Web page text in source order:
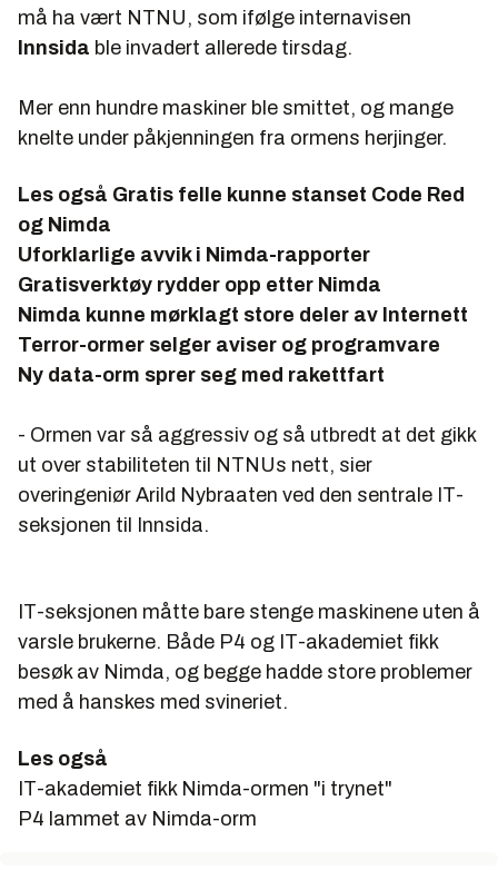
må ha vært NTNU, som ifølge internavisen
Innsida ble invadert allerede tirsdag.
Mer enn hundre maskiner ble smittet, og mange
knelte under påkjenningen fra ormens herjinger.
Les også Gratis felle kunne stanset Code Red
og Nimda
Uforklarlige avvik i Nimda-rapporter
Gratisverktøy rydder opp etter Nimda
Nimda kunne mørklagt store deler av Internett
Terror-ormer selger aviser og programvare
Ny data-orm sprer seg med rakettfart
- Ormen var så aggressiv og så utbredt at det gikk
ut over stabiliteten til NTNUs nett, sier
overingeniør Arild Nybraaten ved den sentrale IT-
seksjonen til Innsida.
IT-seksjonen måtte bare stenge maskinene uten å
varsle brukerne. Både P4 og IT-akademiet fikk
besøk av Nimda, og begge hadde store problemer
med å hanskes med svineriet.
Les også
IT-akademiet fikk Nimda-ormen "i trynet"
P4 lammet av Nimda-orm